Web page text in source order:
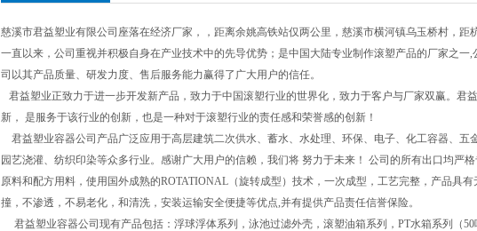
慈溪市君益塑业有限公司座落在经济厂家，，距离余姚高铁站仅两公里，慈溪市横河镇乌玉桥村，距
一直以来，公司重视并积极自身在产业技术中的先导优势；是中国大陆专业制作滚塑产品的厂家之
司以其产品质量、研发力度、售后服务能力赢得了广大用户的信任。
君益塑业正致力于进一步开发新产品，致力于中国滚塑行业的世界化，致力于客户与厂家双赢。君
新， 是服务于该行业的创新，也是一种对于滚塑行业的责任感和荣誉感的创新！
君益塑业容器公司产品广泛应用于高层建筑二次供水、蓄水、水处理、环保、电子、化工容器、五
园艺浇灌、纺织印染等众多行业。感谢广大用户的信赖，我们将 努力于未来！ 公司的所有出口均严
原料和配方用料，使用国外成熟的ROTATIONAL（旋转成型）技术，一次成型，工艺完整，产品具
撞，不渗透，不易老化，和清洗，安装运输安全便捷等优点,并有提供产品责任信誉保险。
君益塑业容器公司现有产品包括：浮球浮体系列，泳池过滤外壳，滚塑油箱系列，PT水箱系列（